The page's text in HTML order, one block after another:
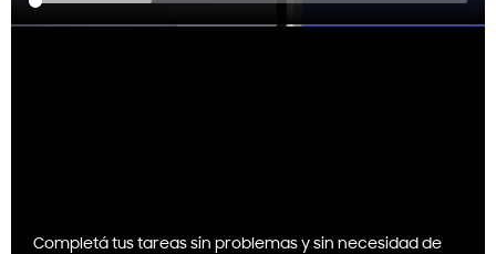
Completá tus tareas sin problemas y sin necesidad de